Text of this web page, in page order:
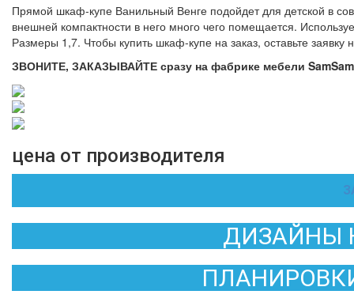
Прямой шкаф-купе Ванильный Венге подойдет для детской в
внешней компактности в него много чего помещается.
Размеры 1,7. Чтобы купить шкаф-купе на заказ, оставьте заявку
ЗВОНИТЕ, ЗАКАЗЫВАЙТЕ сразу на фабрике мебели
цена от производителя
ДИЗАЙНЫ